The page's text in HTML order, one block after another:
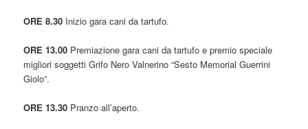
ORE 8.30 Inizio gara cani da tartufo.
ORE 13.00 Premiazione gara cani da tartufo e premio speciale
migliori soggetti Grifo Nero Valnerino “Sesto Memorial Guerrini
Giolo”.
ORE 13.30 Pranzo all’aperto.